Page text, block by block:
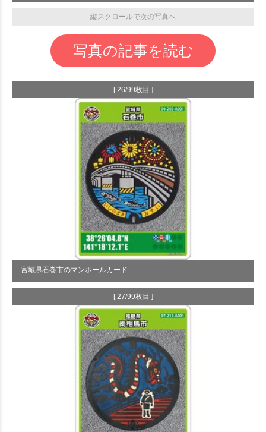
縦スクロールで次の写真へ
写真の記事を読む
[ 26/99枚目 ]
宮城県石巻市のマンホールカード
[ 27/99枚目 ]